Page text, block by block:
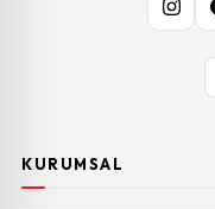
KURUMSAL